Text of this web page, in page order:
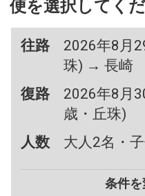
便を選択してく
往路
2026年8月
珠) → 長崎
復路
2026年8月
歳・丘珠)
人数
大人2名・
条件